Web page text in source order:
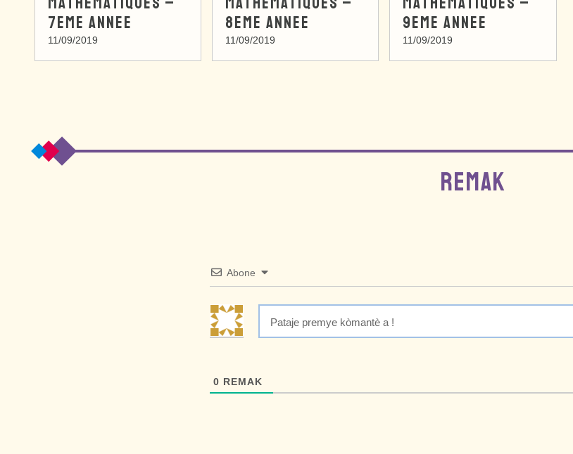
7EME ANNEE
11/09/2019
8EME ANNEE
11/09/2019
9EME ANNEE
11/09/2019
REMAK
Abone
0 REMAK